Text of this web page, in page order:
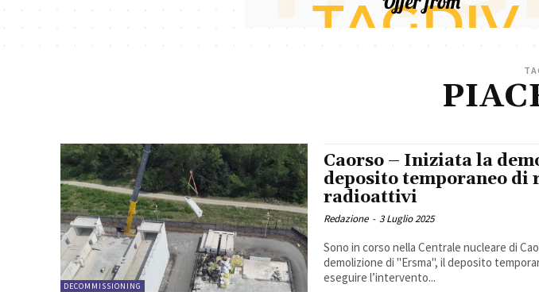
DECOMMISSIONING
Caorso – Iniziata la
deposito temporaneo
radioattivi
Redazione - 3 Luglio 2025
Sono in corso nella Centrale nucleare di
demolizione di "Ersma", il deposito
eseguire l’intervento...